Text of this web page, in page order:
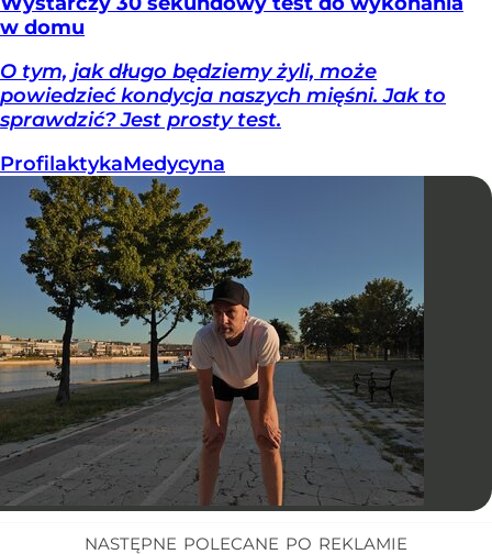
w domu
O tym, jak długo będziemy żyli, może
powiedzieć kondycja naszych mięśni. Jak to
sprawdzić? Jest prosty test.
ProfilaktykaMedycyna